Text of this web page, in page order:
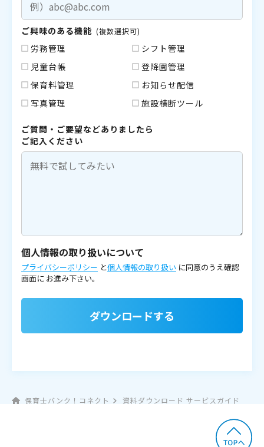
ご興味のある機能 (複数選択可)
労務管理
シフト管理
児童台帳
登降園管理
保育料管理
お知らせ配信
写真管理
施設横断ツール
ご質問・ご要望などありましたら
ご記入ください
個人情報の取り扱いについて
プライバシーポリシー と個人情報の取り扱い に同意のうえ確認
画面に お進み下さい。
ダウンロードする
保育士バンク！コネクト 資料ダウンロード サービスガイド